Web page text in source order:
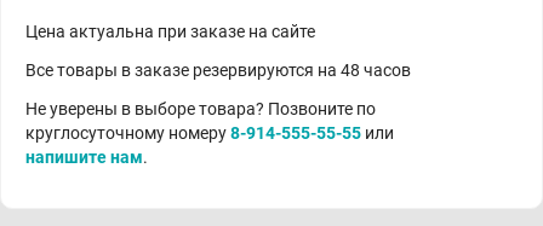
Цена актуальна при заказе на сайте
Все товары в заказе резервируются на 48 часов
Не уверены в выборе товара? Позвоните по
круглосуточному номеру8-914-555-55-55 или
напишите нам.